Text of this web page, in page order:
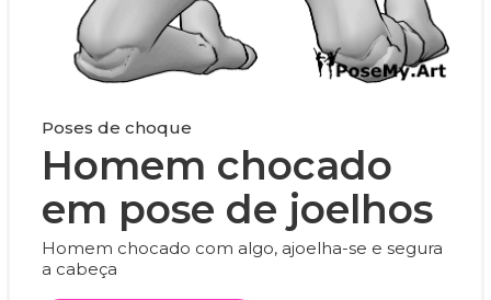
Poses de choque
Homem chocado
em pose de joelhos
Homem chocado com algo, ajoelha-se e segura
a cabeça